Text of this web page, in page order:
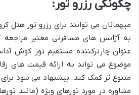
چگونگی رزرو تور:
میهمانان می توانند برای رزرو تور
به آژانس های مسافرتی معتبر مراجعه
عنوان چارترکننده مستقیم تور کوش
موضوع می تواند به ارائه قیمت های
متنوع تر کمک کند. پیشنهاد می شود
مشاوره در مورد تورهای ویژه (مانند